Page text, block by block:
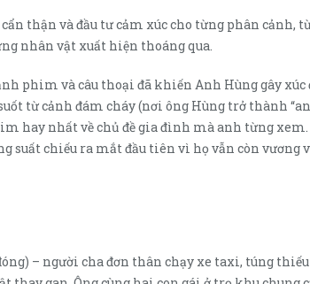
thận và đầu tư cảm xúc cho từng phân cảnh,
nhân vật xuất hiện thoáng qua.
phim và câu thoại đã khiến Anh Hùng gây xúc
từ cảnh đám cháy (nơi ông Hùng trở thành
hay nhất về chủ đề gia đình mà anh từng xem.
suất chiếu ra mắt đầu tiên vì họ vẫn còn vương
– người cha đơn thân chạy xe taxi, túng